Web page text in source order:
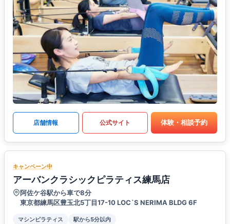
店舗情報 公式サイト 体験・相談予約
キャンペーン中
アーバンクラシックピラティス練馬店
阿佐ケ谷駅から車で8分
東京都練馬区豊玉北5丁目17-10 LOC`S NERIMA BLDG 6F
マシンピラティス 駅から5分以内